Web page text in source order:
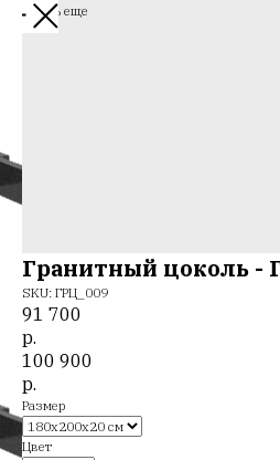
Смотреть еще
Гранитный цоколь -
SKU: ГРЦ_009
91 700
р.
100 900
р.
Размер
Цвет